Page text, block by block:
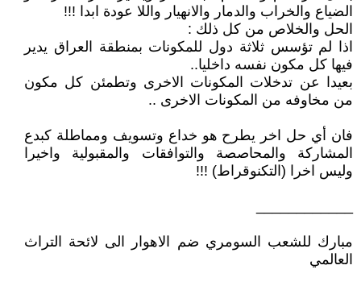
الضياع والخراب والدمار والانهيار واللا عودة ابدا !!!
الحل والخلاص من كل ذلك :
اذا لم تؤسس ثلاثة دول للمكونات بمنطقة العراق يدير
فيها كل مكون نفسه داخليا..
بعيدا عن تدخلات المكونات الاخرى وتطمئن كل مكون
من مخاوفه من المكونات الاخرى ..
فان أي حل اخر يطرح هو خداع وتسويف ومماطلة كبدع
المشاركة والمحاصصة والتوافقات والمقبولية واخيرا
وليس اخرا (التكنوقراط) !!!
مبارك للشعب السومري ضم الاهوار الى لائحة التراث
العالمي